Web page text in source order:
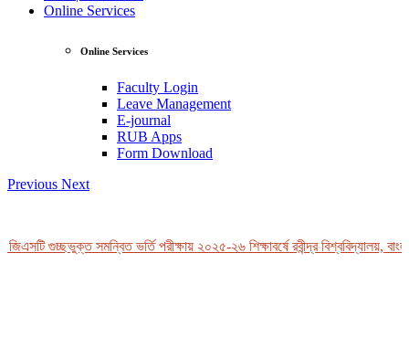
Online Services
Online Services
Faculty Login
Leave Management
E-journal
RUB Apps
Form Download
Previous Next
গুচ্ছভুক্ত সমন্বিত ভর্তি পরীক্ষায় ২০২৫-২৬ শিক্ষাবর্ষে রবীন্দ্র বিশ্ববিদ্যালয়,